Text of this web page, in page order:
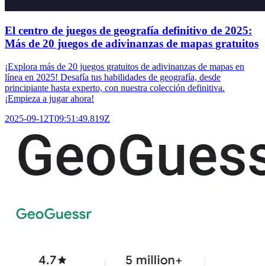
El centro de juegos de geografía definitivo de 2025:
Más de 20 juegos de adivinanzas de mapas gratuitos
¡Explora más de 20 juegos gratuitos de adivinanzas de mapas en
línea en 2025! Desafía tus habilidades de geografía, desde
principiante hasta experto, con nuestra colección definitiva.
¡Empieza a jugar ahora!
2025-09-12T09:51:49.819Z